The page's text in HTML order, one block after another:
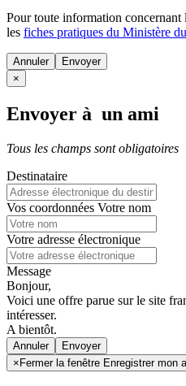
Pour toute information concernant
les fiches pratiques du Ministère
Annuler
×
Envoyer à un ami
Tous les champs sont obligatoires
Destinataire
Vos coordonnées Votre nom
Votre adresse électronique
Message
Bonjour,
Voici une offre parue sur le site
intéresser.
A bientôt.
Annuler
× Fermer la fenêtre Enregistrer mon